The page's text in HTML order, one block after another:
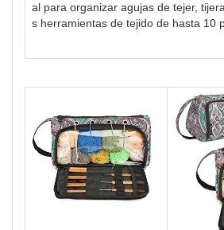
al para organizar agujas de tejer,
s herramientas de tejido de hasta 10